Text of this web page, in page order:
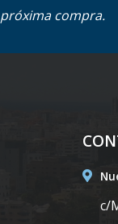
compra.
c/